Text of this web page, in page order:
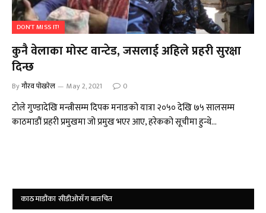
DON'T MISS IT!
कुनै वेलाका मोस्ट वान्टेड, जसलाई अहिले प्रहरी सुरक्षा
दिन्छ
Byगौरव पोखरेल May 2, 2021 0
टोले गुण्डादेखि मन्त्रीसम्म दिपक मनाङको यात्रा २०५० देखि ७५ सालसम्म
काठमाडौं प्रहरी प्रमुखमा जो प्रमुख भएर आए, हरेकको सूचीमा हुन्थे…
काठमाडौंका सीडीओसँग बातचित